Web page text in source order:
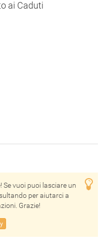
ai Caduti
vuoi puoi lasciare un
per aiutarci a
Grazie!